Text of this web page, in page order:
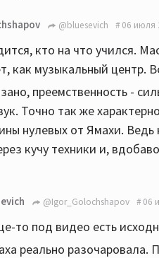
@bluesevich 06 июля
кто на что учился.
как музыкальный центр.
преемственность -
Точно так же
нулевых от Ямахи.
кучу техники и,
@Igor_Golochshapov 06
то под видео есть
реально разочаровала.